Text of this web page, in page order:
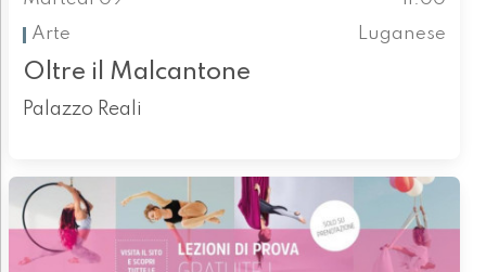
Arte
Luganese
Oltre il Malcantone
Palazzo Reali